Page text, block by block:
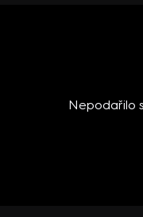
Nepodařilo